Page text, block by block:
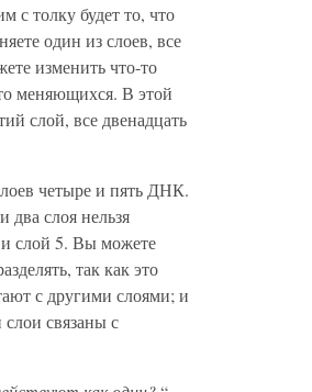
толку будет то, что
один из слоев, все
изменить что-то
меняющихся. В этой
слой, все двенадцать
четыре и пять ДНК.
два слоя нельзя
и слой 5. Вы можете
так как это
с другими слоями; и
связаны с